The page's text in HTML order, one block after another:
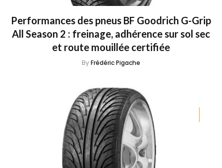
Performances des pneus BF Goodrich G-Grip
All Season 2 : freinage, adhérence sur sol sec
et route mouillée certifiée
ByFrédéric Pigache